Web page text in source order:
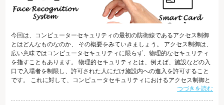
今回は、コンピューターセキュリティの最初の防衛線であるアクセス制御
とはどんなものなのか、 その概要をみていきましょう。 アクセス制御は、
広い意味ではコンピュータセキュリティに限らず、物理的なセキュリティ
を指すこともあります。 物理的セキュリティとは、例えば、施設などの入
口で入場者を制限し、許可された人にだけ施設内への進入を許可すること
です。 これに対して、コンピュータセキュリティにおけるアクセス制御と
は、 あるサブジェクト（ユーザーの操作など）が、どのオブジェクト（シ
つづきを読む